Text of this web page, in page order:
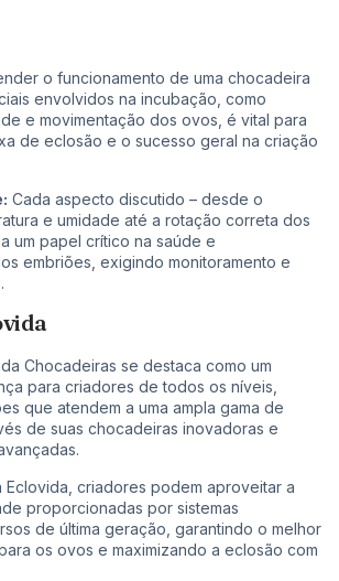
o funcionamento de uma chocadeira
envolvidos na incubação, como
e movimentação dos ovos, é vital para
de eclosão e o sucesso geral na criação
Cada aspecto discutido – desde o
e umidade até a rotação correta dos
um papel crítico na saúde e
embriões, exigindo monitoramento e
Chocadeiras se destaca como um
para criadores de todos os níveis,
que atendem a uma ampla gama de
de suas chocadeiras inovadoras e
Eclovida, criadores podem aproveitar a
proporcionadas por sistemas
de última geração, garantindo o melhor
os ovos e maximizando a eclosão com